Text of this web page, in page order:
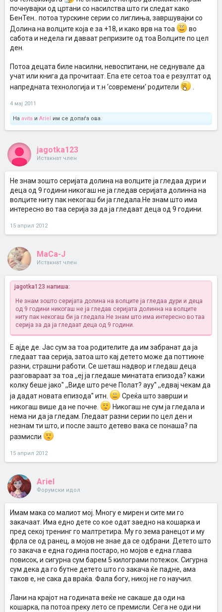
почнувајки од цртани со насилства што ги следат како
БенТен.. потоа турскине серии со лиглиња, завршувајки со
Долина на волците која е за +18, и како врв на тоа
во
сабота и недела ги даваат репризите од тоа Волците по цел
ден.
Потоа децата биле насилни, невоспитани, не седнувале да
учат или книга да прочитаат. Епа ете сетоа тоа е резултат од
напредната технологија и т.н ‘современи‘ родители
4 мај 2011
На avita и Ariel им се допаѓа ова.
jagotka123
Истакнат член
Не знам зошто серијата долина на волците ја гледаа дури и
деца од 9 години никогаш не ја гледав серијата долинна на
волците ниту пак некогаш би ја гледала.Не знам што има
интересно во таа серија за да ја гледаат деца од 9 години.
15 април 2012
MaCa-J
Истакнат член
jagotka123 напиша:
Не знам зошто серијата долина на волците ја гледаа дури и деца
од 9 години никогаш не ја гледав серијата долинна на волците
ниту пак некогаш би ја гледала.Не знам што има интересно во таа
серија за да ја гледаат деца од 9 години.
Е ајде де. Јас сум за тоа родителите да им забранат да ја
гледаат таа серија, затоа што кај детето може да поттикне
разни, страшни работи. Се шеташ надвор и гледаш деца
разговараат за тоа ,,еј ја гледаше минатата епизода? кажи
колку беше јако'' ,,Виде што рече Полат? ауу'' ,,едвај чекам да
ја дадат новата епизода'' итн.
Среќа што заврши и
никогаш више да не почне.
Никогаш не сум ја гледала и
нема ни да ја гледам. Гледаат разни серии по цел ден и
незнам ти што, и после зашто детево вака се понаша? па
размисли
15 април 2012
Ariel
Форумски идол
Имам мака со малиот мој. Многу е мирен и сите ми го
закачаат. Има едно дете со кое одат заедно на кошарка и
пред секој тренинг го малтретира. Му го зема ранецот и му
фрла се од ранец, а мојов не знае да се одбрани. Детето што
го закача е една година постаро, но мојов е една глава
повисок, и сигурна сум барем 5 килограми потежок. Сигурна
сум дека да го бутне детето што го закача ќе падне, ама
таков е, не сака да враќа. Фала богу, никој не го научил.
Лани на крајот на годината веќе не сакаше да оди на
кошарка, па потоа преку лето се премисли. Сега не оди ни